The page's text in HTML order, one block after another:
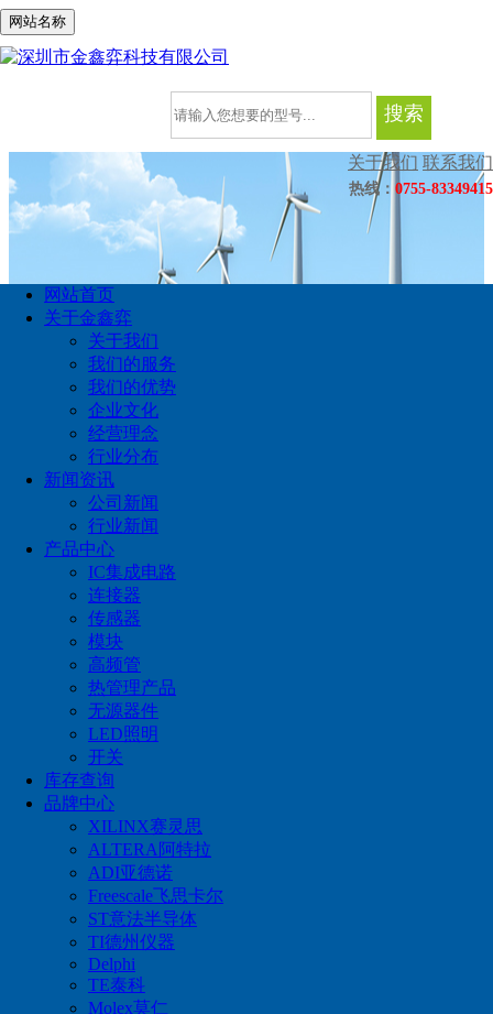
网站名称
搜索
关于我们 联系我们
热线： 0755-83349415
网站首页
关于金鑫弈
关于我们
我们的服务
我们的优势
企业文化
经营理念
行业分布
新闻资讯
公司新闻
行业新闻
产品中心
IC集成电路
连接器
传感器
模块
高频管
热管理产品
无源器件
LED照明
开关
库存查询
品牌中心
XILINX赛灵思
ALTERA阿特拉
ADI亚德诺
Freescale飞思卡尔
ST意法半导体
TI德州仪器
Delphi
TE泰科
Molex莫仁
当前位置: 首页> XILINX赛灵思
品牌中心
BRANDS
XILINX赛灵思
ALTERA阿特拉
ADI亚德诺
Freescale飞思卡尔
ST意法半导体
TI德州仪器
TE泰科
Molex莫仁
MACOM
全国统一服务热线：
0755-83349415